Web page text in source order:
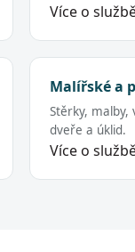
Více o
Malířské a
Stěrky, malby,
dveře a úklid.
Více o